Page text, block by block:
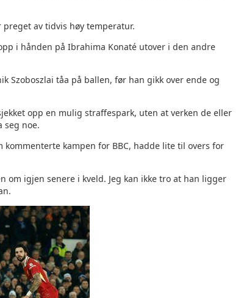
av tidvis høy temperatur.
i hånden på Ibrahima Konaté utover i den andre
Szoboszlai tåa på ballen, før han gikk over ende og
opp en mulig straffespark, uten at verken de eller
seg noe.
kampen for BBC, hadde lite til overs for
om igjen senere i kveld. Jeg kan ikke tro at han ligger